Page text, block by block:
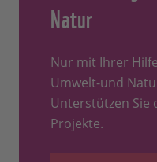
Natur
Nur mit Ihrer
Umwelt-und
Unterstützen Sie
Projekte.